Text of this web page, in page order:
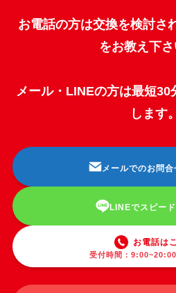
お電話の方は交換を検討さ
をお教え下
メール・LINEの方は最短30
します。
メールでのお問
LINEでスピー
お電話は
受付時間：9:00~20:00